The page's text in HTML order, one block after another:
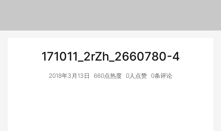
171011_2rZh_2660780-4
2018年3月13日 660点热度 0人点赞 0条评论